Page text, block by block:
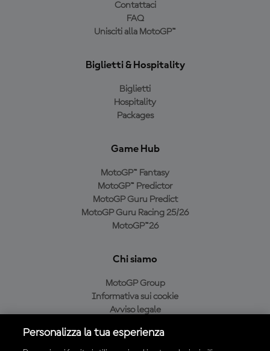
Contattaci
FAQ
Unisciti alla MotoGP™
Biglietti & Hospitality
Biglietti
Hospitality
Packages
Game Hub
MotoGP™ Fantasy
MotoGP™ Predictor
MotoGP Guru Predict
MotoGP Guru Racing 25/26
MotoGP™26
Chi siamo
MotoGP Group
Informativa sui cookie
Avviso legale
Condizioni di acquisto
Personalizza la tua esperienza